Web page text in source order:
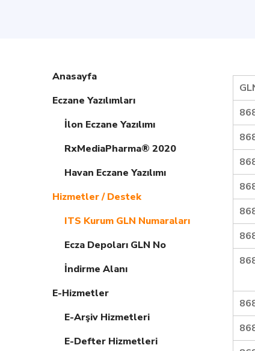
Anasayfa
Eczane Yazılımları
İlon Eczane Yazılımı
RxMediaPharma® 2020
Havan Eczane Yazılımı
Hizmetler / Destek
ITS Kurum GLN Numaraları
Ecza Depoları GLN No
İndirme Alanı
E-Hizmetler
E-Arşiv Hizmetleri
E-Defter Hizmetleri